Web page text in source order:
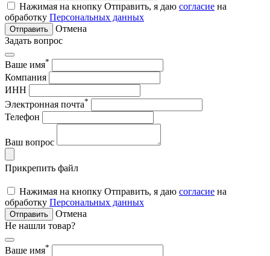
Нажимая на кнопку Отправить, я даю согласие на
обработку Персональных данных
Отправить
Отмена
Задать вопрос
Ваше имя*
Компания
ИНН
Электронная почта*
Телефон
Ваш вопрос
Прикрепить файл
Нажимая на кнопку Отправить, я даю согласие на
обработку Персональных данных
Отправить
Отмена
Не нашли товар?
Ваше имя*